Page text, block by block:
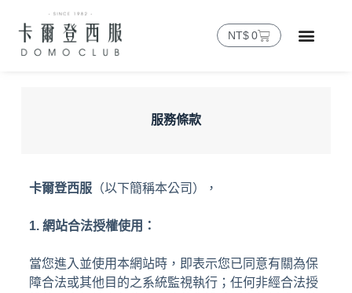
NT$ 0
服務條款
卡爾登西服（以下簡稱本公司），
1. 網站合法授權使用：
當您進入並使用本網站時，即表示您已同意有關為保
障合法或其他目的之系統監視執行；任何非經合法授